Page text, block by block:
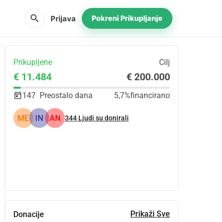
search Prijava Pokreni Prikupljanje
Prikupljene Cilj
€ 11.484 € 200.000
147 Preostalo dana 5,7%financirano
ME IN AN 344 Ljudi su donirali
Donacije Prikaži Sve